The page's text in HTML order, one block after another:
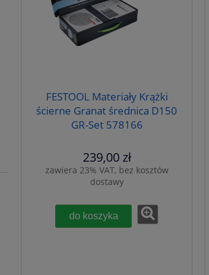
FESTOOL Materiały Krążki
ścierne Granat średnica D150
GR-Set 578166
239,00 zł
zawiera 23% VAT, bez kosztów
dostawy
do koszyka